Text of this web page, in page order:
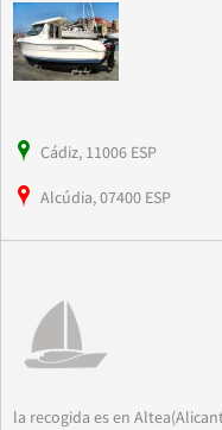
Cádiz, 11006 ESP
Alcúdia, 07400 ESP
la recogida es en